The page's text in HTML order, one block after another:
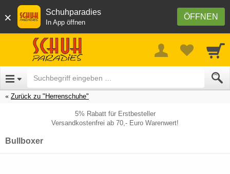
× ÖFFNEN
Schuhparadies
In App öffnen
Zurück zu "Herrenschuhe"
5% Rabatt für Erstbesteller
Versandkostenfrei ab 70,- Euro Warenwert!
Bullboxer